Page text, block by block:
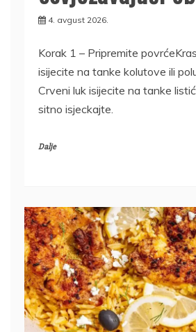
4. avgust 2026.
Korak 1 – Pripremite
isijecite na tanke kolutove ili
Crveni luk isijecite na tanke
sitno isjeckajte.
Dalje